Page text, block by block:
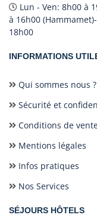
Lun - Ven: 8h00
à 16h00
18h00
INFORMATIONS
Qui sommes nous ?
Sécurité et
Conditions de
Mentions légales
Infos pratiques
Nos Services
SÉJOURS HÔTELS